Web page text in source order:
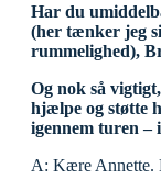
Har du
(her tænker jeg
rummelighed),
Og nok så
hjælpe og støtte
igennem turen
A: Kære Annette.